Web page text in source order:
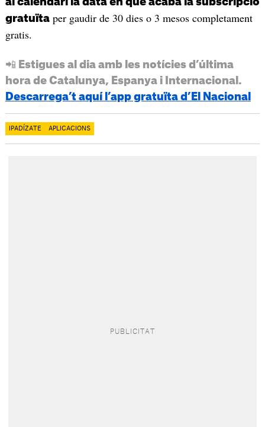
gratuïtaper gaudir de 30 dies o 3 mesos completament
gratis.
📲 Estigues al dia amb les notícies d’última
hora de Catalunya, Espanya i Internacional.
Descarrega’t aquí l’app gratuïta d’El Nacional
IPADÍZATE APLICACIONS